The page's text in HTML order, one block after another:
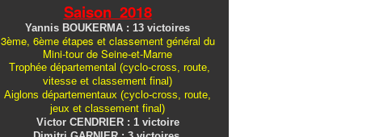
Saison 2018
Yannis BOUKERMA : 13 victoires
3ème, 6ème étapes et classement général du
Mini-tour de Seine-et-Marne
Trophée départemental (cyclo-cross, route,
vitesse et classement final)
Aiglons départementaux (cyclo-cross, route,
jeux et classement final)
Victor CENDRIER : 1 victoire